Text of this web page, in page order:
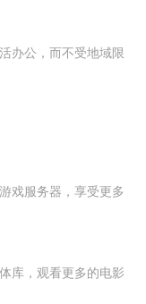
办公，而不受地域限
戏服务器，享受更多
库，观看更多的电影